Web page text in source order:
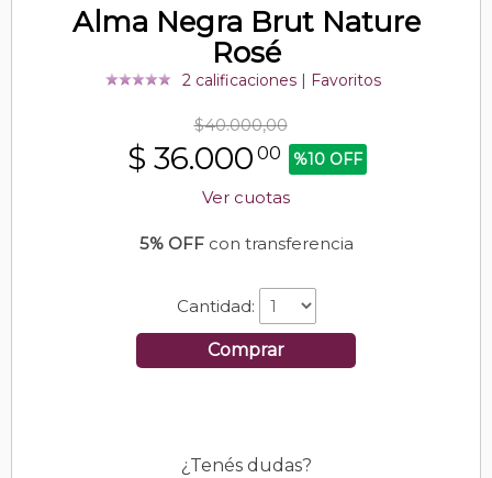
Alma Negra Brut Nature
Rosé
2 calificaciones| Favoritos
$40.000,00
$ 36.000 00 %10 OFF
Ver cuotas
5% OFFcon transferencia
Cantidad:
Comprar
¿Tenés dudas?